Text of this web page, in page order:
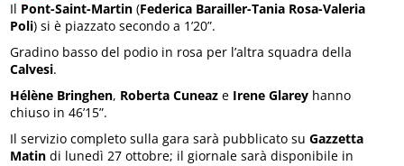
Il Pont-Saint-Martin (Federica Barailler-Tania Rosa-Valeria
Poli) si è piazzato secondo a 1’20”.
Gradino basso del podio in rosa per l’altra squadra della
Calvesi.
Hélène Bringhen, Roberta Cuneaz e Irene Glarey hanno
chiuso in 46’15”.
Il servizio completo sulla gara sarà pubblicato suGazzetta
Matin di lunedì 27 ottobre; il giornale sarà disponibile in